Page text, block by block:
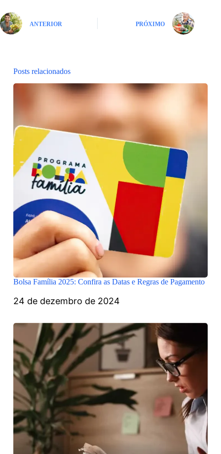
ANTERIOR PRÓXIMO
Posts relacionados
Bolsa Família 2025: Confira as Datas e Regras de Pagamento
24 de dezembro de 2024